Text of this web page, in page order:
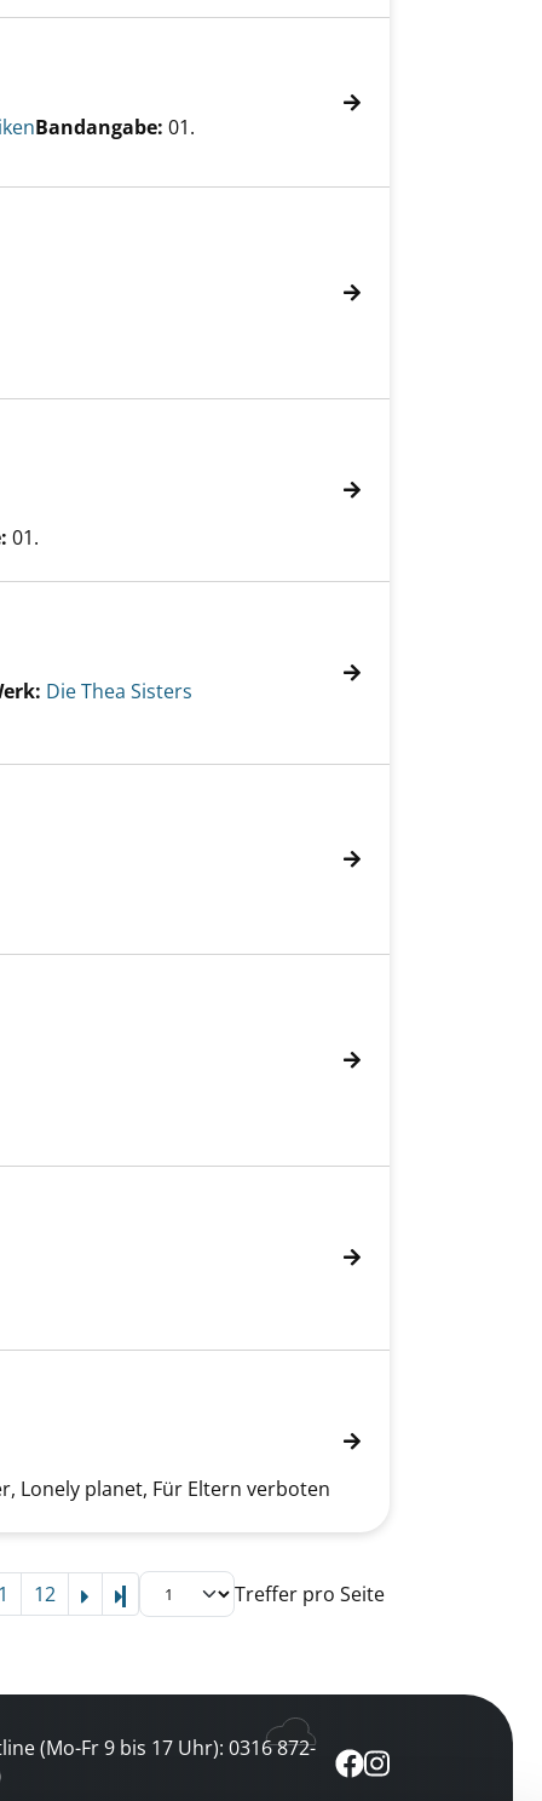
Bandangabe: 01.
01.
Die Thea Sisters
Lonely planet, Für Eltern verboten
12 Letzte SeiteTreffer pro Seite
(Mo-Fr 9 bis 17 Uhr): 0316 872-